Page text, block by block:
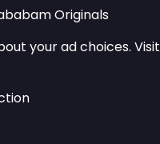
Originals
your ad choices. Visit